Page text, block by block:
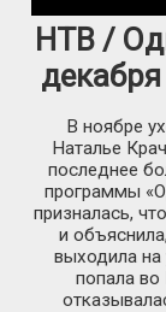
НТВ /
В ноябре
Наталье
последнее
программы
призналась,
и
выходила на
попала